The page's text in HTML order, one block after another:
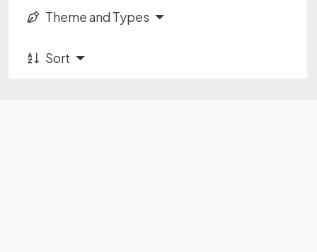
Theme and Types
Sort